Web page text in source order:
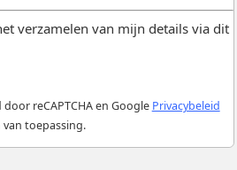
verzamelen van mijn details via dit
reCAPTCHA en Google Privacybeleid
van toepassing.